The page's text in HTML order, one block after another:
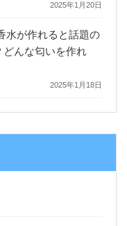
2025年1月20日
水が作れると話題の
んな匂いを作れ
2025年1月18日